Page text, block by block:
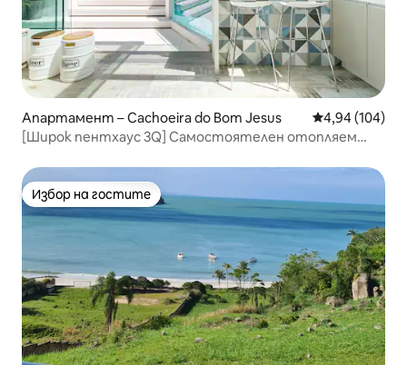
Апартамент – Cachoeira do Bom Jesus Средна
4,94 (104)
[Широк пентхаус 3Q] Самостоятелен отопляем
Избор на гостите
Избор на гостите